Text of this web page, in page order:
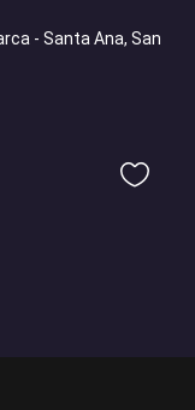
- Santa Ana, San